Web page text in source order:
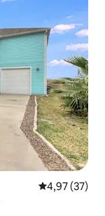
Gemiddelde
4,97 (37)